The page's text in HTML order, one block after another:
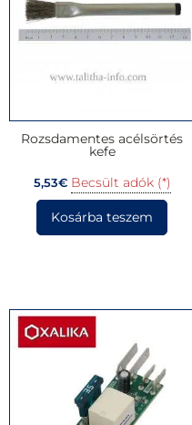
Rozsdamentes acélsörtés
kefe
5,53€ Becsült adók (*)
Kosárba teszem